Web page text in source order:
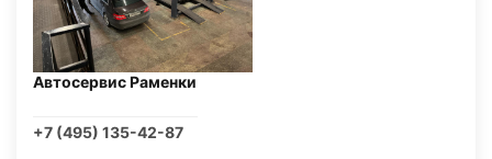
Автосервис Раменки
+7 (495) 135-42-87